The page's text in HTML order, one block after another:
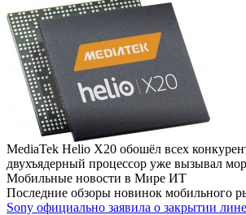
MediaTek Helio X20 обошёл всех
двухъядерный процессор уже вызывал
Мобильные новости в Мире ИТ
Последние обзоры новинок мобильного
Sony официально заявила о закрытии